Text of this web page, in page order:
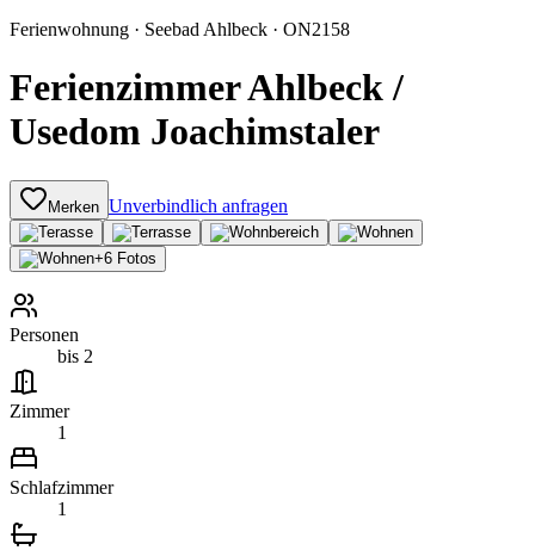
Ferienwohnung · Seebad Ahlbeck · ON2158
Ferienzimmer Ahlbeck /
Usedom Joachimstaler
Merken Unverbindlich anfragen
+6 Fotos
Personen
bis 2
Zimmer
1
Schlafzimmer
1